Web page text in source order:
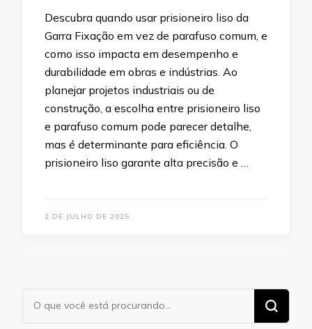
Descubra quando usar prisioneiro liso da
Garra Fixação em vez de parafuso comum, e
como isso impacta em desempenho e
durabilidade em obras e indústrias. Ao
planejar projetos industriais ou de
construção, a escolha entre prisioneiro liso
e parafuso comum pode parecer detalhe,
mas é determinante para eficiência. O
prisioneiro liso garante alta precisão e …
2 DE JULHO DE 2025
Procurando
algo?